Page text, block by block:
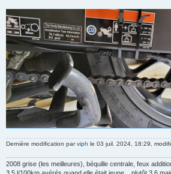
Dernière modification parviph le 03 juil. 2024, 18:29,
2008 grise (les meilleures), béquille centrale, feux